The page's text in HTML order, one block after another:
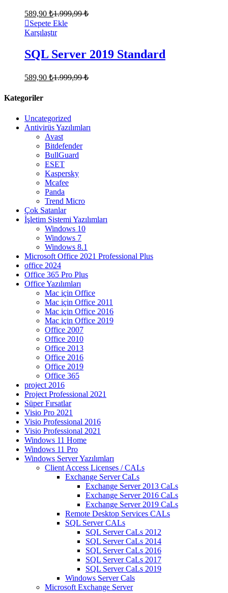
589,90 ₺1.999,99₺
Sepete Ekle
Karşılaştır
SQL Server 2019 Standard
589,90 ₺1.999,99₺
Kategoriler
Uncategorized
Antivirüs Yazılımları
Avast
Bitdefender
BullGuard
ESET
Kaspersky
Mcafee
Panda
Trend Micro
Çok Satanlar
İşletim Sistemi Yazılımları
Windows 10
Windows 7
Windows 8.1
Microsoft Office 2021 Professional Plus
office 2024
Office 365 Pro Plus
Office Yazılımları
Mac için Office
Mac için Office 2011
Mac için Office 2016
Mac için Office 2019
Office 2007
Office 2010
Office 2013
Office 2016
Office 2019
Office 365
project 2016
Project Professional 2021
Süper Fırsatlar
Visio Pro 2021
Visio Professional 2016
Visio Professional 2021
Windows 11 Home
Windows 11 Pro
Windows Server Yazılımları
Client Access Licenses / CALs
Exchange Server CaLs
Exchange Server 2013 CaLs
Exchange Server 2016 CaLs
Exchange Server 2019 CaLs
Remote Desktop Services CALs
SQL Server CALs
SQL Server CaLs 2012
SQL Server CaLs 2014
SQL Server CaLs 2016
SQL Server CaLs 2017
SQL Server CaLs 2019
Windows Server Cals
Microsoft Exchange Server